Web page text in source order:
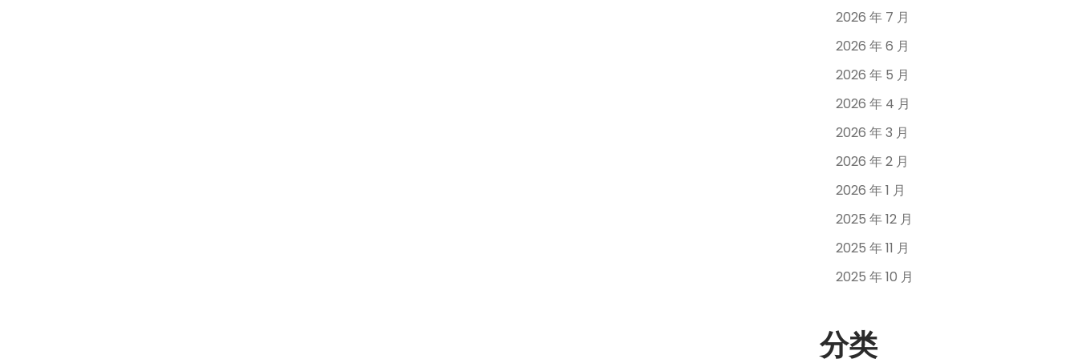
2026 年 7 月
2026 年 6 月
2026 年 5 月
2026 年 4 月
2026 年 3 月
2026 年 2 月
2026 年 1 月
2025 年 12 月
2025 年 11 月
2025 年 10 月
分类